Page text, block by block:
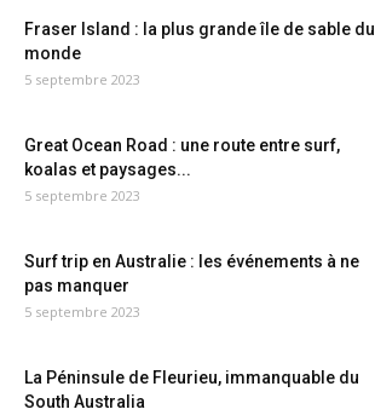
Fraser Island : la plus grande île de sable du
monde
5 septembre 2023
Great Ocean Road : une route entre surf,
koalas et paysages...
5 septembre 2023
Surf trip en Australie : les événements à ne
pas manquer
5 septembre 2023
La Péninsule de Fleurieu, immanquable du
South Australia